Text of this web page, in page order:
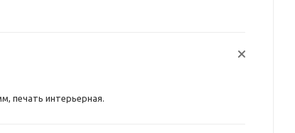
печать интерьерная.